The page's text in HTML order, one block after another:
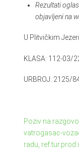
Rezultati
objavljeni na
U Plitvičkim
KLASA: 112-03/
URBROJ: 2125/
Poziv na
vatrogasac-
radu, ref.tur.prod